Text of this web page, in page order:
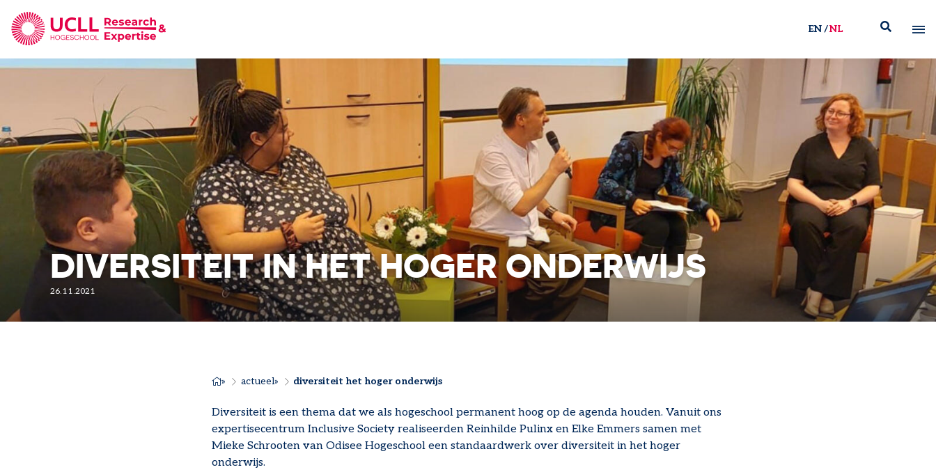
UCLL Research & Expertise
EN NL
DIVERSITEIT IN HET HOGER ONDERWIJS
26.11.2021
KRUIMELPAD
actueel diversiteit het hoger onderwijs
Diversiteit is een thema dat we als hogeschool permanent hoog op de agenda houden. Vanuit ons
expertisecentrum Inclusive Society realiseerden Reinhilde Pulinx en Elke Emmers samen met
Mieke Schrooten van Odisee Hogeschool een standaardwerk over diversiteit in het hoger
onderwijs.